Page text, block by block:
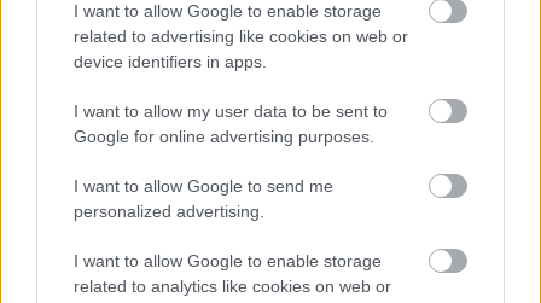
I want to allow Google to enable storage
related to advertising like cookies on web or
device identifiers in apps.
I want to allow my user data to be sent to
Google for online advertising purposes.
I want to allow Google to send me
personalized advertising.
I want to allow Google to enable storage
related to analytics like cookies on web or
https://kulturpart.hu/api/trackback/id/7832522
Kommentek:
minősülnek, értük aszolgáltatás technikaiüzemeltetője semmilyen felelősséget
nem vállal, azokat nem ellenőrzi. Kifogás esetén forduljon a blog szerkesztőjéhez.